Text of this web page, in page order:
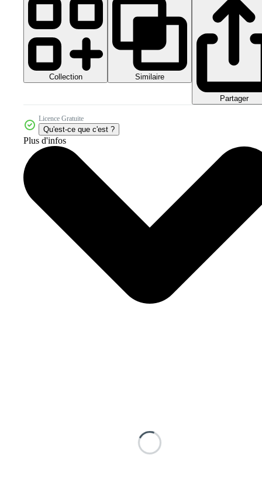
Collection Similaire
Partager
Licence Gratuite
Qu'est-ce que c'est ?
Plus d'infos